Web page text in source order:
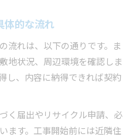
体的な流れ
流れは、以下の通りです。ま
地状況、周辺環境を確認しま
し、内容に納得できれば契約
く届出やリサイクル申請、必
ます。工事開始前には近隣住